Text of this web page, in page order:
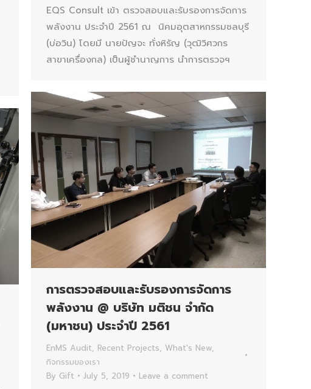
EQS Consult เข้า ตรวจสอบและรับรองการจัดการ
พลังงาน ประจำปี 2561 ณ นิคมอุตสาหกรรมชลบุรี
(บ่อวิน) โดยมี นายปัญจะ ทั่งหิรัญ (วุฒิวิศวกร
สาขาเครื่องกล) เป็นผู้ชำนาญการ นำการตรวจฯ
การตรวจสอบและรับรองการจัดการ
พลังงาน @ บริษัท มติชน จำกัด
(มหาชน) ประจำปี 2561
EnMS Audit, Recent Projects, What's New,
กิจกรรมของเรา
By Gift July 5, 2019 Leave a comment